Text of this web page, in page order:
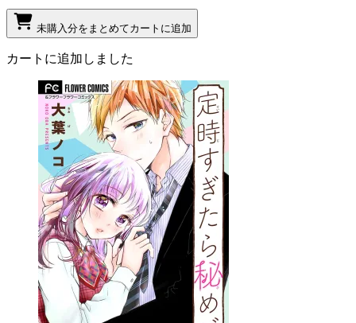
未購入分をまとめてカートに追加
カートに追加しました